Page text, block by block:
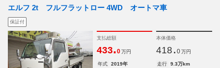
エルフ 2t フルフラットロー 4WD オートマ車
保証付
支払総額
433.0 万円
本体価格
418. 0 万円
年式 2019年 走行 9.3万km